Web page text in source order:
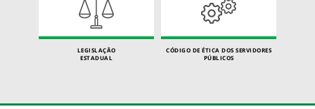
LEGISLAÇÃO
ESTADUAL
CÓDIGO DE ÉTICA DOS SERVIDORES
PÚBLICOS